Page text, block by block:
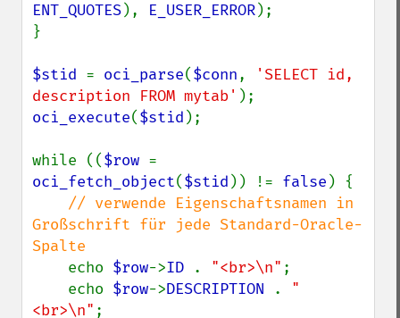
ENT_QUOTES), E_USER_ERROR);
}
$stid = oci_parse($conn,
'SELECT id,
description FROM mytab'
oci_execute($stid );
while (($row
oci_fetch_object($stid )) != false ) {
// verwende Eigenschaftsnamen in
Großschrift für jede Standard-Oracle-
Spalte
echo $row->ID . "<br>\n" ;
    echo
$row->DESCRIPTION . "
<br>\n" ;